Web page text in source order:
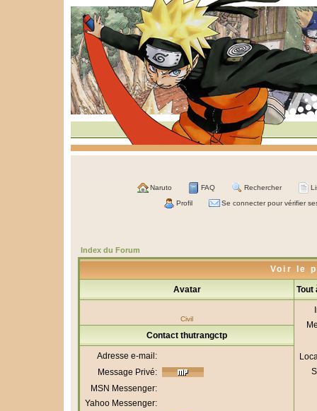
Naruto FAQ Rechercher
Profil Se connecter pour vérifier
Index du Forum
Voir le
Avatar Tout
Civil
Contact thutrangctp
Adresse e-mail:
Message Privé:
MSN Messenger:
Yahoo Messenger: